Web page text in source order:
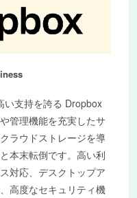
い支持を誇る Dropbox
管理機能を充実したサ
ラウドストレージを導
本末転倒です。高い利
対応、デスクトップア
高度なセキュリティ機